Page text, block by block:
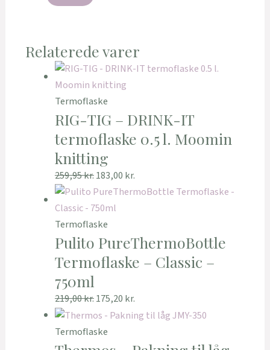
Relaterede varer
Termoflaske
RIG-TIG – DRINK-IT
termoflaske 0.5 l. Moomin
knitting
259,95kr.183,00 kr.
Termoflaske
Pulito PureThermoBottle
Termoflaske – Classic –
750ml
219,00kr.175,20 kr.
Termoflaske